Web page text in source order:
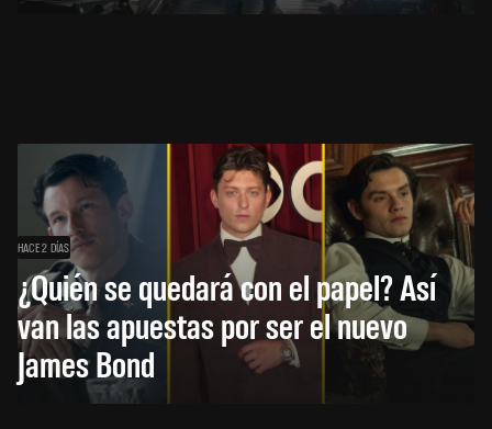
HACE 2 DÍAS
¿Quién se quedará con el papel? Así
van las apuestas por ser el nuevo
James Bond